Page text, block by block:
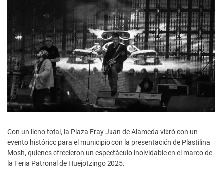
Con un lleno total, la Plaza Fray Juan de Alameda vibró con un
evento histórico para el municipio con la presentación de Plastilina
Mosh, quienes ofrecieron un espectáculo inolvidable en el marco de
la Feria Patronal de Huejotzingo 2025.